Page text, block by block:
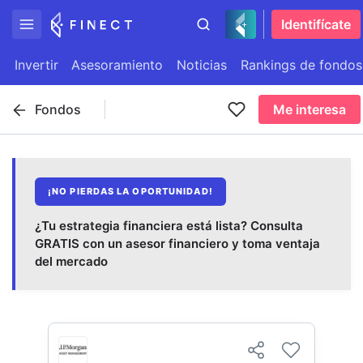
Identifícate
Invertir Asesoramiento Noticias Rankings de fondos
Fondos Me interesa
¡NO PIERDAS LA OPORTUNIDAD!
¿Tu estrategia financiera está lista? Consulta
GRATIS con un asesor financiero y toma ventaja
del mercado